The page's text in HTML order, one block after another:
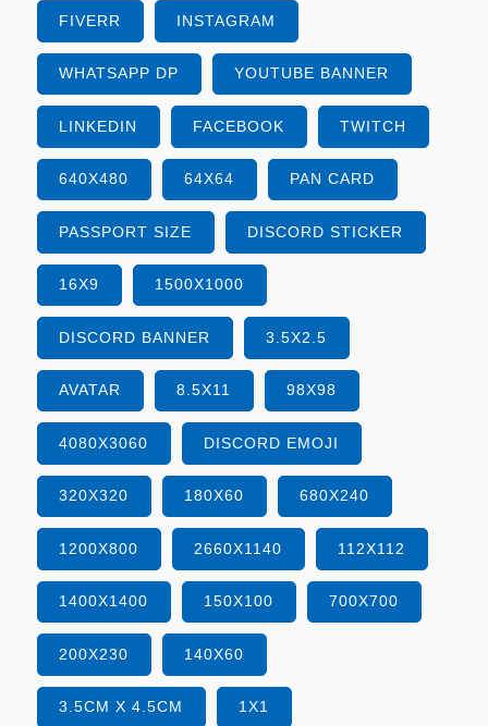
FIVERR INSTAGRAM
WHATSAPP DP YOUTUBE BANNER
LINKEDIN FACEBOOK TWITCH
640X480 64X64 PAN CARD
PASSPORT SIZE DISCORD STICKER
16X9 1500X1000
DISCORD BANNER 3.5X2.5
AVATAR 8.5X11 98X98
4080X3060 DISCORD EMOJI
320X320 180X60 680X240
1200X800 2660X1140 112X112
1400X1400 150X100 700X700
200X230 140X60
3.5CM X 4.5CM 1X1